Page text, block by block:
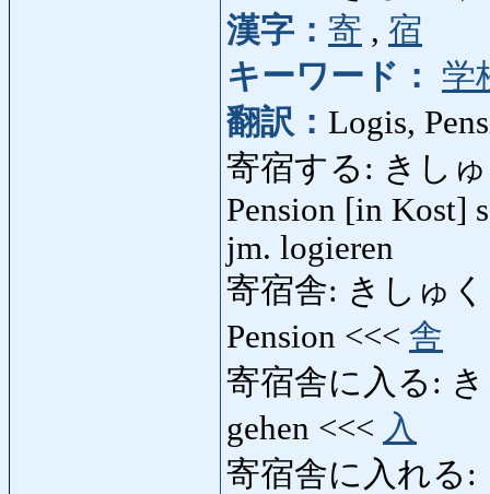
漢字： 寄 , 宿
キーワード：
学
翻訳： Logis,
寄宿する: きし
Pension [in Kost]
jm. logieren
寄宿舎: きしゅく
Pension <<< 舎
寄宿舎に入る:
gehen <<< 入
寄宿舎に入れる: